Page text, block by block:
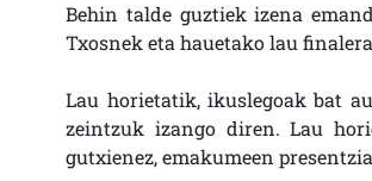
Behin talde guztiek izena
Txosnek eta hauetako lau
Lau horietatik, ikuslegoak bat
zeintzuk izango diren. Lau
gutxienez, emakumeen